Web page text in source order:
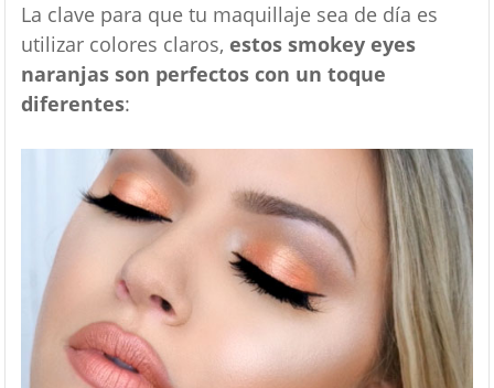
La clave para que tu maquillaje sea de día es
utilizar colores claros, estos smokey eyes
naranjas son perfectos con un toque
diferentes: